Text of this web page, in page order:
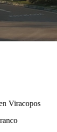
Viracopos